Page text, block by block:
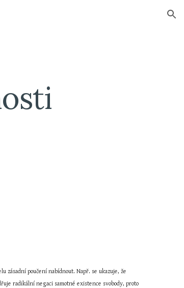
zásadní poučení nabídnout. Např. se ukazuje, že
radikální negaci samotné existence svobody, proto